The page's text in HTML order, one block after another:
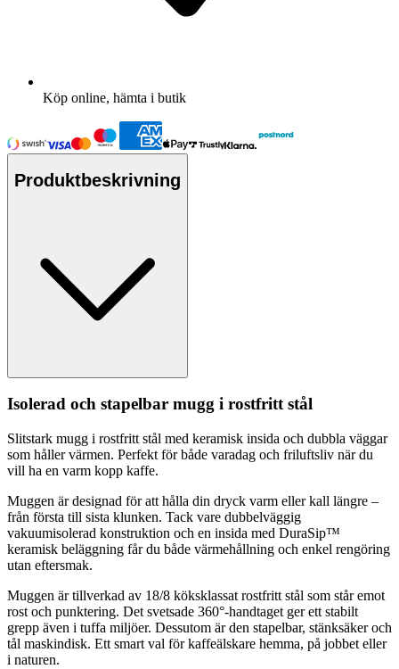
Köp online, hämta i butik
Produktbeskrivning
Isolerad och stapelbar mugg i rostfritt stål
Slitstark mugg i rostfritt stål med keramisk insida och dubbla väggar
som håller värmen. Perfekt för både varadag och friluftsliv när du
vill ha en varm kopp kaffe.
Muggen är designad för att hålla din dryck varm eller kall längre –
från första till sista klunken. Tack vare dubbelväggig
vakuumisolerad konstruktion och en insida med DuraSip™
keramisk beläggning får du både värmehållning och enkel rengöring
utan eftersmak.
Muggen är tillverkad av 18/8 köksklassat rostfritt stål som står emot
rost och punktering. Det svetsade 360°-handtaget ger ett stabilt
grepp även i tuffa miljöer. Dessutom är den stapelbar, stänksäker och
tål maskindisk. Ett smart val för kaffeälskare hemma, på jobbet eller
i naturen.